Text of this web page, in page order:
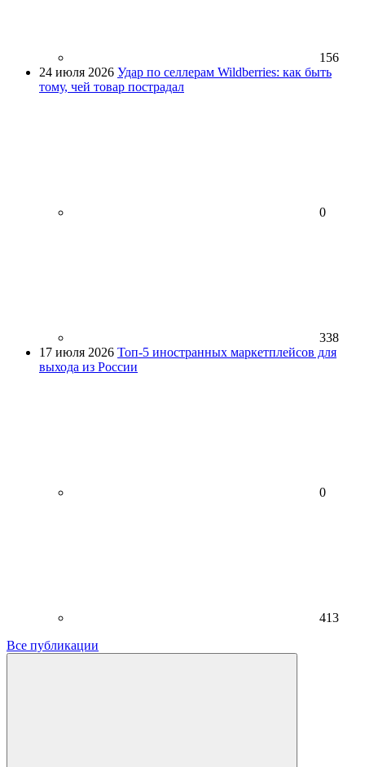
156
24 июля 2026 Удар по селлерам Wildberries: как быть
тому, чей товар пострадал
0
338
17 июля 2026 Топ-5 иностранных маркетплейсов для
выхода из России
0
413
Все публикации